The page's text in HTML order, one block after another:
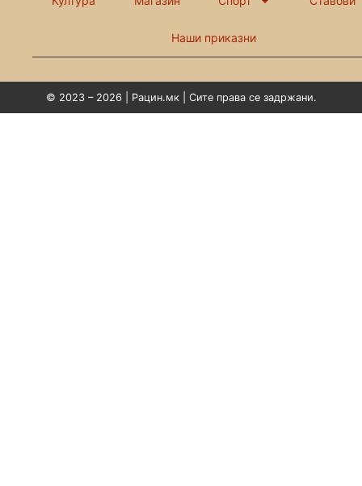
Наши приказни
© 2023 – 2026 | Рацин.мк | Сите права се задржани.